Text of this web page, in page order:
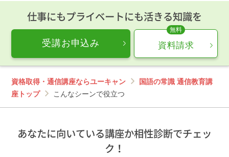
仕事にもプライベートにも活きる知識を
受講お申込み 資料請求
資格取得・通信講座ならユーキャン
国語の常識 通信教育講
座トップ
こんなシーンで役立つ
あなたに向いている講座か相性診断でチェッ
ク！